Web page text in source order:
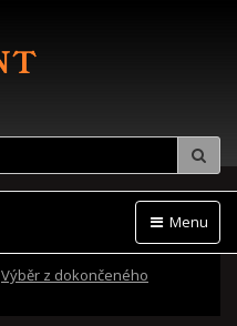
Menu
Výběr z dokončeného